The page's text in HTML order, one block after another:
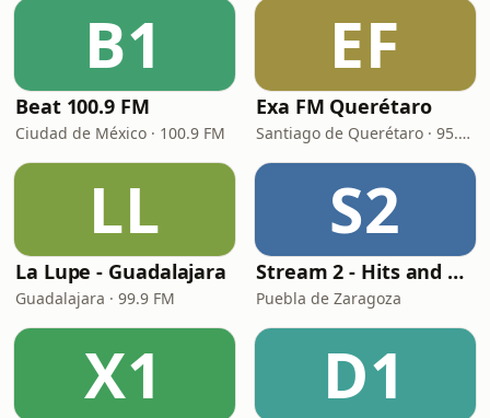
B1
Beat 100.9 FM
Ciudad de México · 100.9 FM
EF
Exa FM Querétaro
Santiago de Querétaro · 95.5 FM
LL
La Lupe - Guadalajara
Guadalajara · 99.9 FM
S2
Stream 2 - Hits and Mix
Puebla de Zaragoza
X1 D1